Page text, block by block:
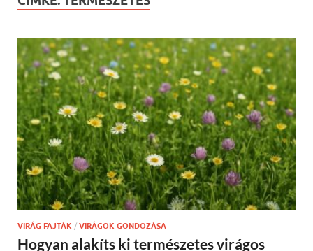
VIRÁG FAJTÁK / VIRÁGOK GONDOZÁSA
Hogyan alakíts ki természetes virágos